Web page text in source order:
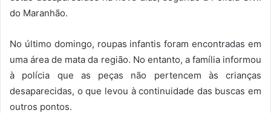
do Maranhão.
No último domingo, roupas infantis foram encontradas em
uma área de mata da região. No entanto, a família informou
à polícia que as peças não pertencem às crianças
desaparecidas, o que levou à continuidade das buscas em
outros pontos.